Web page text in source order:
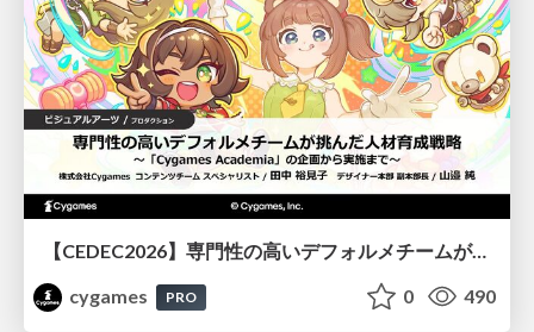
【CEDEC2026】専門性の高いデフォルメチームが挑んだ人材育成戦略 〜Cygames Academiaの企画から実施まで〜
cygames
PRO 0 490